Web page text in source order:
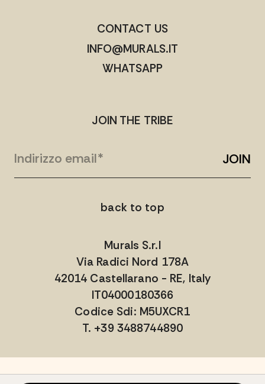
JOIN THE TRIBE
JOIN
CONTACT US
INFO@MURALS.IT
WHATSAPP
back to top
Murals S.r.l
Via Radici Nord 178A
42014 Castellarano - RE, Italy
IT04000180366
Codice Sdi: M5UXCR1
T. +39 3488744890
IT04000180366 / Codice Sdi: M5UXCR1